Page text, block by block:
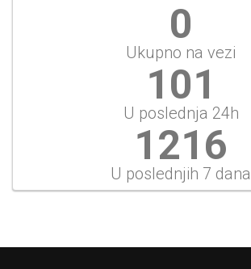
0
Ukupno na vezi
101
U poslednja 24h
1216
U poslednjih 7 dana